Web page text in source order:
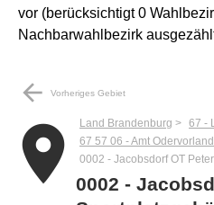
vor (berücksichtigt 0
Nachbarwahlbezirk
arrow_back Vorheriges Gebiet
place Land Brandenburg
67 -
67 57 06 - Amt Odervorland
0002 - Jacobsdorf OT
0002 -